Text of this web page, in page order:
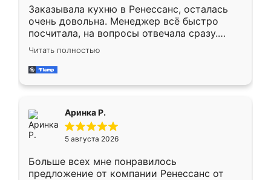
Заказывала кухню в Ренессанс, осталась
очень довольна. Менеджер всё быстро
посчитала, на вопросы отвечала сразу.
Замерщик приехал в субботу, подошёл к
делу со всей ответственностью. Собрали
за день, ребята работали аккуратно, даже
Читать полностью
Аринка Р.
5 августа 2026
Больше всех мне понравилось
предложение от компании Ренессанс от